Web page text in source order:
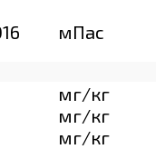
мПас
мг/кг
мг/кг
мг/кг